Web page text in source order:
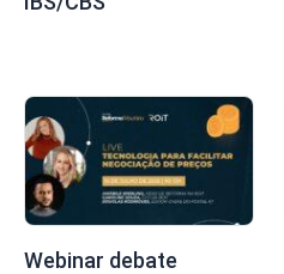
Webinar debate